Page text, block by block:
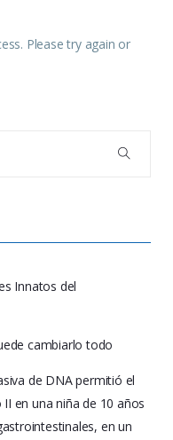
Please try again or
Innatos del
cambiarlo todo
de DNA permitió el
en una niña de 10 años
en un